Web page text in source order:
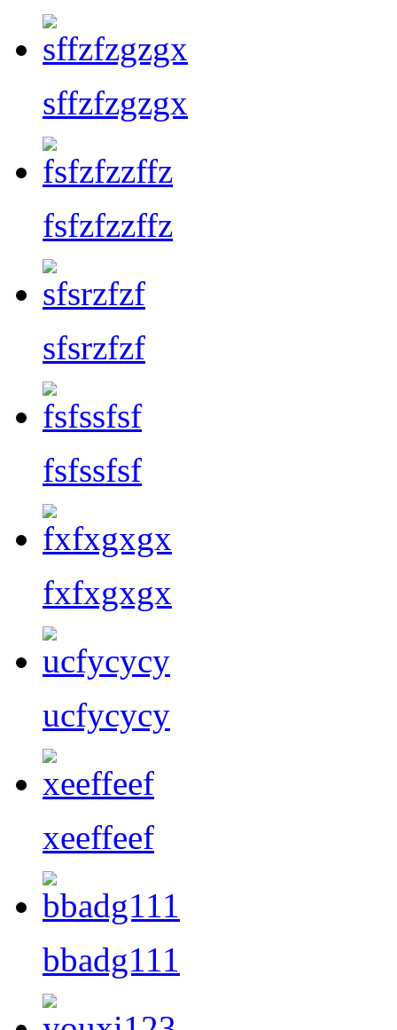
sffzfzgzgx
fsfzfzzffz
sfsrzfzf
fsfssfsf
fxfxgxgx
ucfycycy
xeeffeef
bbadg111